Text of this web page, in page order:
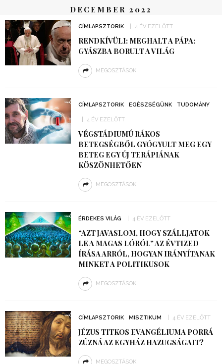
DECEMBER 2022
CÍMLAPSZTORIK 4 ÉV EZELŐTT
RENDKÍVÜLI: MEGHALT A PÁPA:
GYÁSZBA BORULT A VILÁG
MEGOSZTÁSOK
CÍMLAPSZTORIK EGÉSZSÉGÜNK TUDOMÁNY
4 ÉV EZELŐTT
VÉGSTÁDIUMÚ RÁKOS
BETEGSÉGBŐL GYÓGYULT MEG EGY
BETEG EGY ÚJ TERÁPIÁNAK
KÖSZÖNHETŐEN
MEGOSZTÁSOK
ÉRDEKES VILÁG 4 ÉV EZELŐTT
“AZT JAVASLOM, HOGY SZÁLLJATOK
LE A MAGAS LÓRÓL” AZ ÉVTIZED
ÍRÁSA ARRÓL, HOGYAN IRÁNYÍTANAK
MINKET A POLITIKUSOK
MEGOSZTÁSOK
CÍMLAPSZTORIK MISZTIKUM 4 ÉV EZELŐTT
JÉZUS TITKOS EVANGÉLIUMA PORRÁ
ZÚZNÁ AZ EGYHÁZ HAZUGSÁGAIT?
MEGOSZTÁSOK